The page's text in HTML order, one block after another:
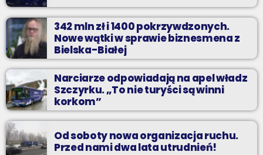
342 mln zł i 1400 pokrzywdzonych.
Nowe wątki w sprawie biznesmena z
Bielska-Białej
Narciarze odpowiadają na apel władz
Szczyrku. „To nie turyści są winni
korkom”
Od soboty nowa organizacja ruchu.
Przed nami dwa lata utrudnień!